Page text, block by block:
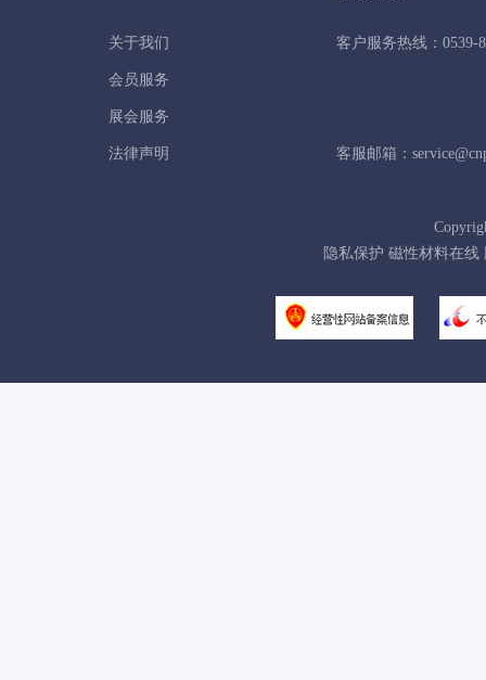
关于我们
会员服务
展会服务
法律声明
客户服务热线：0539-
客服邮箱：
隐私保护 磁性材料在线